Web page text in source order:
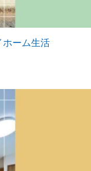
ホーム生活